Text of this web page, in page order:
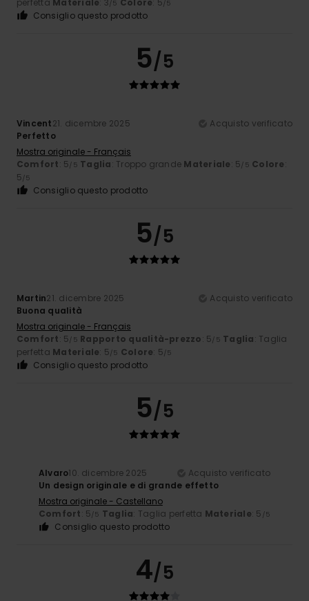
perfetta Materiale: 3/5 Colore: 5/5
Consiglio questo prodotto
5/5
Vincent21. dicembre 2025
Acquisto verificato
Perfetto
Mostra originale - Français
Comfort: 5/5 Taglia: Troppo grande Materiale: 5/5 Colore:
5/5
Consiglio questo prodotto
5/5
Martin21. dicembre 2025
Acquisto verificato
Buona qualità
Mostra originale - Français
Comfort: 5/5 Rapporto qualità-prezzo: 5/5 Taglia: Taglia
perfetta Materiale: 5/5 Colore: 5/5
Consiglio questo prodotto
5/5
Alvaro10. dicembre 2025
Acquisto verificato
Un design originale e di grande effetto
Mostra originale - Castellano
Comfort: 5/5 Taglia: Taglia perfetta Materiale: 5 /5
Consiglio questo prodotto
4/5